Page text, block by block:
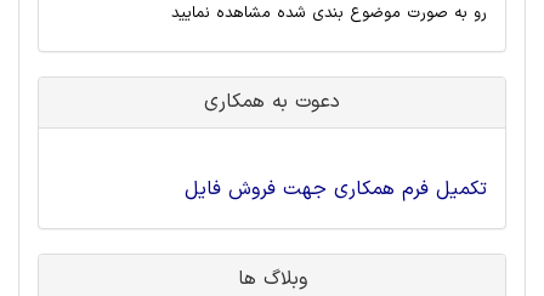
رو به صورت موضوع بندی شده مشاهده نمایید
دعوت به همکاری
تکمیل فرم همکاری جهت فروش فایل
وبلاگ ها